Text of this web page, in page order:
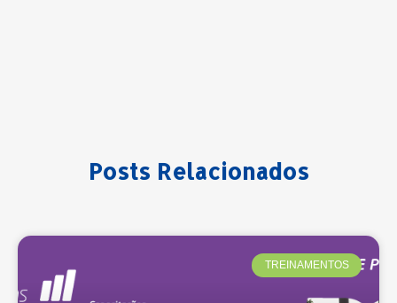
Posts Relacionados
TREINAMENTOS